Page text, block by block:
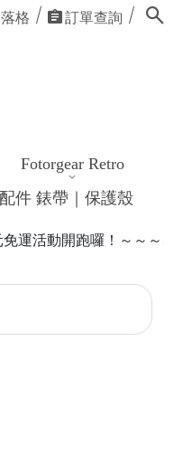
格 訂單查詢
Fotorgear Retro
件 錶帶｜保護殼
～感謝各位的照顧😍